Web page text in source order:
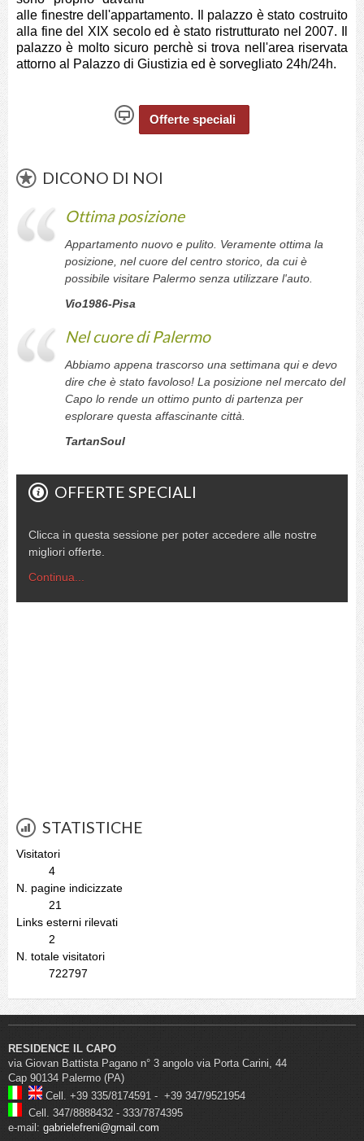
alle finestre dell'appartamento. Il palazzo è stato costruito
alla fine del XIX secolo ed è stato ristrutturato nel 2007. Il
palazzo è molto sicuro perchè si trova nell'area riservata
attorno al Palazzo di Giustizia ed è sorvegliato 24h/24h.
Offerte speciali
DICONO DI NOI
Ottima posizione
Appartamento nuovo e pulito. Veramente ottima la
posizione, nel cuore del centro storico, da cui è
possibile visitare Palermo senza utilizzare l'auto.
Vio1986-Pisa
Nel cuore di Palermo
Abbiamo appena trascorso una settimana qui e devo
dire che è stato favoloso! La posizione nel mercato del
Capo lo rende un ottimo punto di partenza per
esplorare questa affascinante città.
TartanSoul
OFFERTE SPECIALI
Clicca in questa sessione per poter accedere alle nostre
migliori offerte.
Continua...
STATISTICHE
Visitatori
4
N. pagine indicizzate
21
Links esterni rilevati
2
N. totale visitatori
722797
RESIDENCE IL CAPO
via Giovan Battista Pagano n° 3 angolo via Porta Carini, 44
Cap 90134 Palermo (PA)
Cell. +39 335/8174591 - +39 347/9521954
Cell. 347/8888432 - 333/7874395
e-mail: gabrielefreni@gmail.com